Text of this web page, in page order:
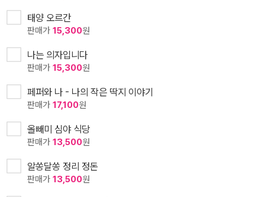
태양 오르간
판매가 15,300원
나는 의자입니다
판매가 15,300원
페퍼와 나 - 나의 작은 딱지 이야기
판매가 17,100원
올빼미 심야 식당
판매가 13,500원
알쏭달쏭 정리 정돈
판매가 13,500원